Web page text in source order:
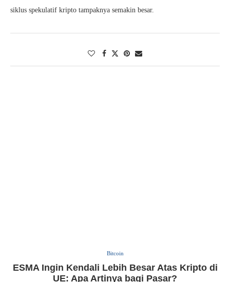
siklus spekulatif kripto tampaknya semakin besar.
Bitcoin
ESMA Ingin Kendali Lebih Besar Atas Kripto di
UE: Apa Artinya bagi Pasar?